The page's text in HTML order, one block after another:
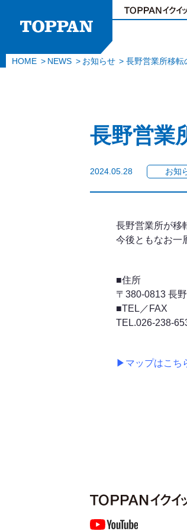
HOME NEWS お知らせ 長野営業所移転
長野営業
2024.05.28 お知
長野営業所が移
今後ともなお一
■住所
〒380-0813 長
■TEL／FAX
TEL.026-238-
▶マップはこち